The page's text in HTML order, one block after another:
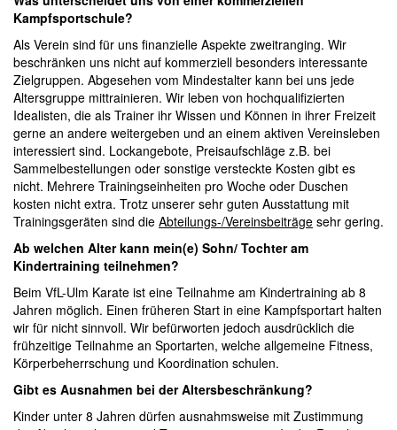
Kampfsportschule?
Als Verein sind für uns finanzielle Aspekte zweitranging. Wir
beschränken uns nicht auf kommerziell besonders interessante
Zielgruppen. Abgesehen vom Mindestalter kann bei uns jede
Altersgruppe mittrainieren. Wir leben von hochqualifizierten
Idealisten, die als Trainer ihr Wissen und Können in ihrer Freizeit
gerne an andere weitergeben und an einem aktiven Vereinsleben
interessiert sind. Lockangebote, Preisaufschläge z.B. bei
Sammelbestellungen oder sonstige versteckte Kosten gibt es
nicht. Mehrere Trainingseinheiten pro Woche oder Duschen
kosten nicht extra. Trotz unserer sehr guten Ausstattung mit
Trainingsgeräten sind die Abteilungs-/Vereinsbeiträge sehr gering.
Ab welchen Alter kann mein(e) Sohn/ Tochter am
Kindertraining teilnehmen?
Beim VfL-Ulm Karate ist eine Teilnahme am Kindertraining ab 8
Jahren möglich. Einen früheren Start in eine Kampfsportart halten
wir für nicht sinnvoll. Wir befürworten jedoch ausdrücklich die
frühzeitige Teilnahme an Sportarten, welche allgemeine Fitness,
Körperbeherrschung und Koordination schulen.
Gibt es Ausnahmen bei der Altersbeschränkung?
Kinder unter 8 Jahren dürfen ausnahmsweise mit Zustimmung